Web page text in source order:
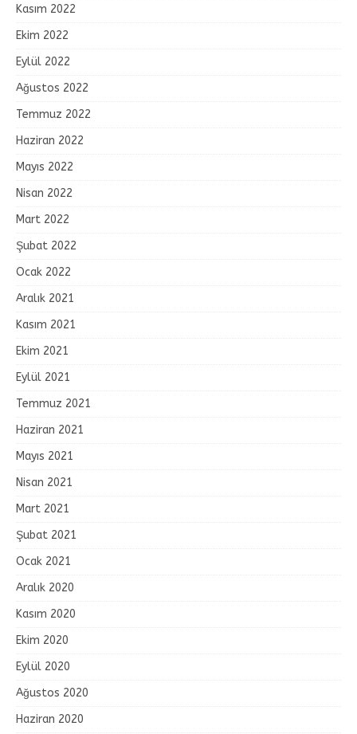
Kasım 2022
Ekim 2022
Eylül 2022
Ağustos 2022
Temmuz 2022
Haziran 2022
Mayıs 2022
Nisan 2022
Mart 2022
Şubat 2022
Ocak 2022
Aralık 2021
Kasım 2021
Ekim 2021
Eylül 2021
Temmuz 2021
Haziran 2021
Mayıs 2021
Nisan 2021
Mart 2021
Şubat 2021
Ocak 2021
Aralık 2020
Kasım 2020
Ekim 2020
Eylül 2020
Ağustos 2020
Haziran 2020